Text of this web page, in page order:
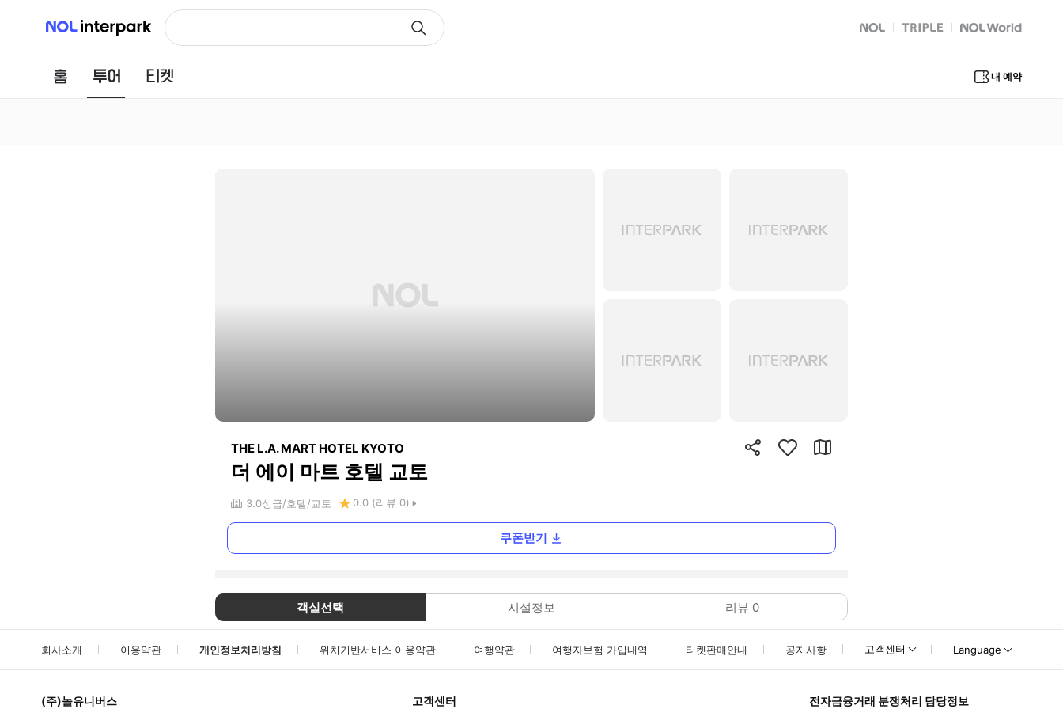
NOL 인터파크
NOL
트리플 Global Interpark
홈 투어 내 예약
THE L.A. MART HOTEL KYOTO
더 에이 마트 호텔 교토
3.0성급 호텔 교토 0.0 (리뷰 0)
쿠폰받기
객실선택 시설정보 리뷰 0
회사소개 이용약관 개인정보처리방침 위치기반서비스 이용약관 여행약관 여행자보험 가입내역 티켓판매안내 공지사항 고객센터 Language
(주)놀유니버스 고객센터 전자금융거래 분쟁처리 담당정보